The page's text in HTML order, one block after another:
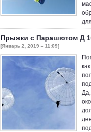
Прыжки с Парашютом Д
[Январь 2, 2019 – 11:09]